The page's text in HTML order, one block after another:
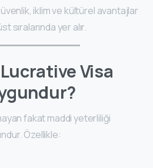
iklim ve kültürel avantajlar
sıralarında yer alır.
Visa
fakat maddi yeterliliği
Özellikle: